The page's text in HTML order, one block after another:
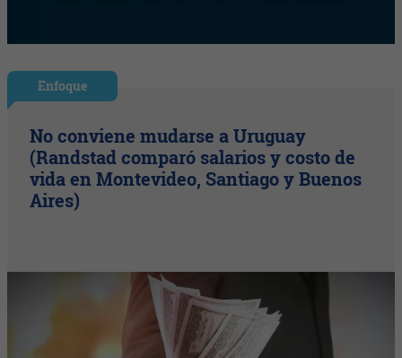
Enfoque
No conviene mudarse a Uruguay
(Randstad comparó salarios y costo de
vida en Montevideo, Santiago y Buenos
Aires)